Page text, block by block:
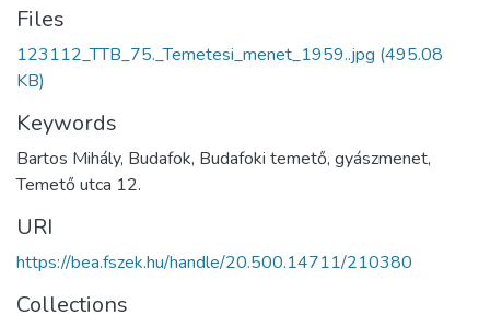
Files
123112_TTB_75._Temetesi_menet_1959..jpg (495.08
KB)
Keywords
Bartos Mihály, Budafok, Budafoki temető, gyászmenet,
Temető utca 12.
URI
https://bea.fszek.hu/handle/20.500.14711/210380
Collections